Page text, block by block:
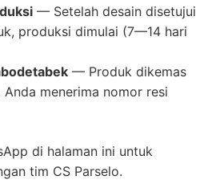
— Setelah desain disetujui
produksi dimulai (7—14 hari
— Produk dikemas
menerima nomor resi
di halaman ini untuk
tim CS Parselo.